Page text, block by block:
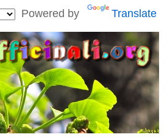
Powered by Translate